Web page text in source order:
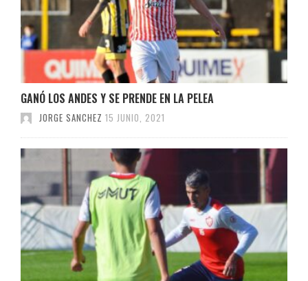
GANÓ LOS ANDES Y SE PRENDE EN LA PELEA
JORGE SANCHEZ 15 JUNIO, 2021